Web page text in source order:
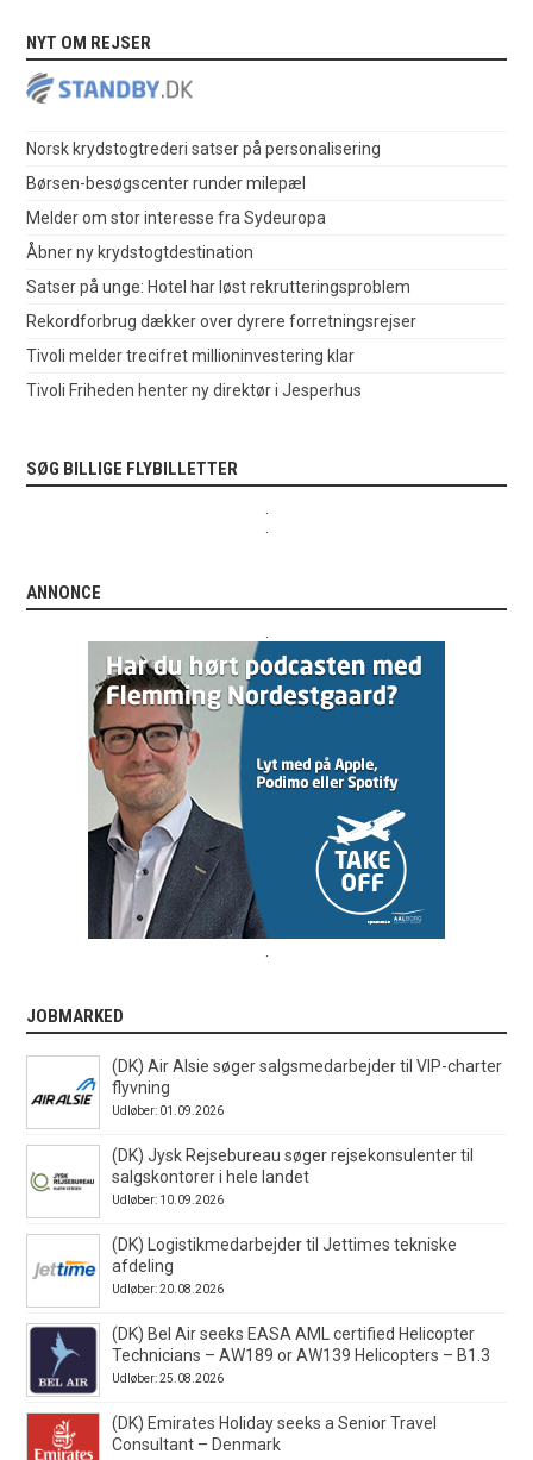
NYT OM REJSER
Norsk krydstogtrederi satser på personalisering
Børsen-besøgscenter runder milepæl
Melder om stor interesse fra Sydeuropa
Åbner ny krydstogtdestination
Satser på unge: Hotel har løst rekrutteringsproblem
Rekordforbrug dækker over dyrere forretningsrejser
Tivoli melder trecifret millioninvestering klar
Tivoli Friheden henter ny direktør i Jesperhus
SØG BILLIGE FLYBILLETTER
ANNONCE
JOBMARKED
(DK) Air Alsie søger salgsmedarbejder til VIP-charter
flyvning
Udløber: 01.09.2026
(DK) Jysk Rejsebureau søger rejsekonsulenter til
salgskontorer i hele landet
Udløber: 10.09.2026
(DK) Logistikmedarbejder til Jettimes tekniske
afdeling
Udløber: 20.08.2026
(DK) Bel Air seeks EASA AML certified Helicopter
Technicians – AW189 or AW139 Helicopters – B1.3
Udløber: 25.08.2026
(DK) Emirates Holiday seeks a Senior Travel
Consultant – Denmark